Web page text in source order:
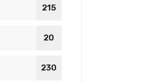
215
20
230